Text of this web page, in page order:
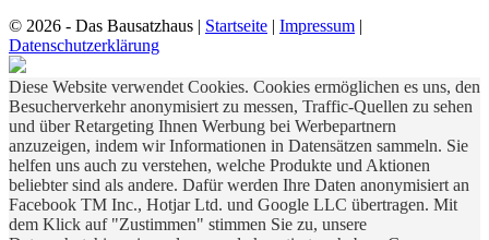
© 2026 - Das Bausatzhaus | Startseite | Impressum |
Datenschutzerklärung
Diese Website verwendet Cookies. Cookies ermöglichen es uns, den
Besucherverkehr anonymisiert zu messen, Traffic-Quellen zu sehen
und über Retargeting Ihnen Werbung bei Werbepartnern
anzuzeigen, indem wir Informationen in Datensätzen sammeln. Sie
helfen uns auch zu verstehen, welche Produkte und Aktionen
beliebter sind als andere. Dafür werden Ihre Daten anonymisiert an
Facebook TM Inc., Hotjar Ltd. und Google LLC übertragen. Mit
dem Klick auf "Zustimmen" stimmen Sie zu, unsere